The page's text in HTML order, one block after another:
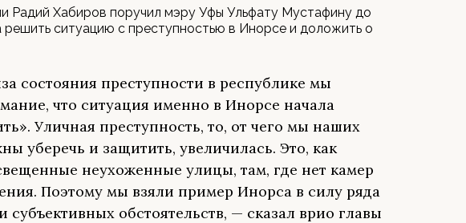
Радий Хабиров поручил мэру Уфы Ульфату Мустафину до
решить ситуацию с преступностью в Инорсе и доложить о
состояния преступности в республике мы
что ситуация именно в Инорсе начала
Уличная преступность, то, от чего мы наших
уберечь и защитить, увеличилась. Это, как
неухоженные улицы, там, где нет камер
Поэтому мы взяли пример Инорса в силу ряда
субъективных обстоятельств, — сказал врио главы